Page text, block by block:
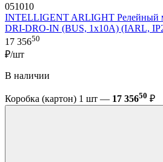
051010
INTELLIGENT ARLIGHT Релейный
DRI-DRO-IN (BUS, 1x10A) (IARL,
17 35650
₽/шт
В наличии
Коробка (картон) 1 шт — 17 35650 ₽